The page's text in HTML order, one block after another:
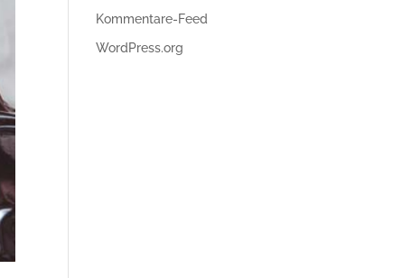
Kommentare-Feed
WordPress.org